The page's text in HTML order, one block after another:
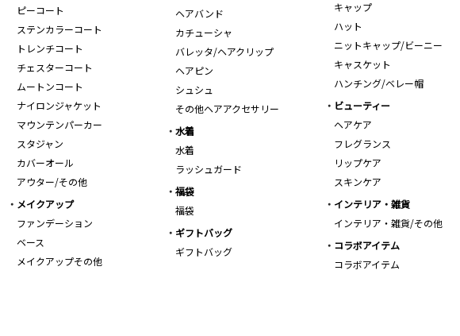
ピーコート
ステンカラーコート
トレンチコート
チェスターコート
ムートンコート
ナイロンジャケット
マウンテンパーカー
スタジャン
カバーオール
アウター/その他
ヘアバンド
カチューシャ
バレッタ/ヘアクリップ
ヘアピン
シュシュ
その他ヘアアクセサリー
キャップ
ハット
ニットキャップ/ビーニー
キャスケット
ハンチング/ベレー帽
ビューティー
ヘアケア
フレグランス
リップケア
スキンケア
水着
水着
ラッシュガード
福袋
福袋
メイクアップ
ファンデーション
ベース
メイクアップその他
インテリア・雑貨
インテリア・雑貨/その他
ギフトバッグ
ギフトバッグ
コラボアイテム
コラボアイテム